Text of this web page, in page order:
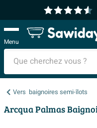
Menu
Vers baignoires semi-îlots